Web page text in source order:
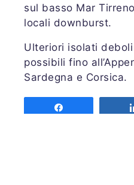
sul basso Mar
locali downburst.
Ulteriori isolati
possibili fino
Sardegna e Corsica.